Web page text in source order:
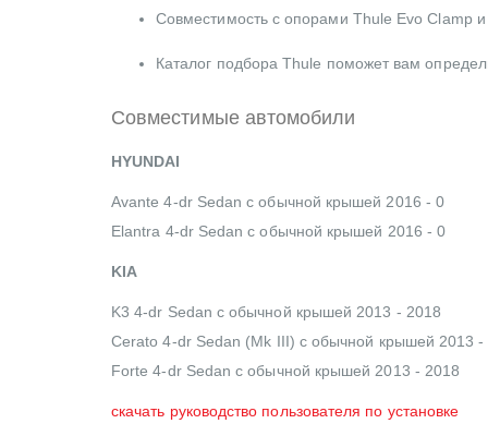
Совместимость с опорами Thule Evo Clamp
Каталог подбора Thule поможет вам
Совместимые автомобили
HYUNDAI
Avante 4-dr Sedan с обычной крышей 2016 - 0
Elantra 4-dr Sedan с обычной крышей 2016 - 0
KIA
K3 4-dr Sedan с обычной крышей 2013 - 2018
Cerato 4-dr Sedan (Mk III) с обычной крышей 2013 -
Forte 4-dr Sedan с обычной крышей 2013 - 2018
скачать руководство пользователя по установке